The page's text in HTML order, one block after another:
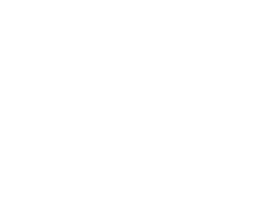
durch Statistiken oder Kombinationen von
der Angebote